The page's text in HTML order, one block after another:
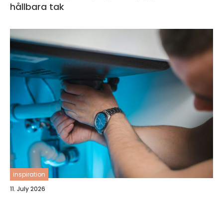
hållbara tak
inspiration
11. July 2026